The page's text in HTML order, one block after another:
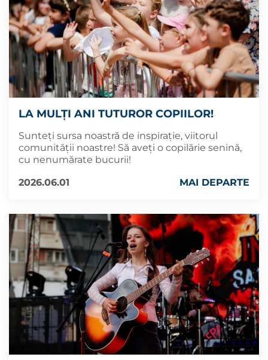
LA MULȚI ANI TUTUROR COPIILOR!
Sunteți sursa noastră de inspirație, viitorul
comunității noastre! Să aveți o copilărie senină,
cu nenumărate bucurii!
2026.06.01
MAI DEPARTE